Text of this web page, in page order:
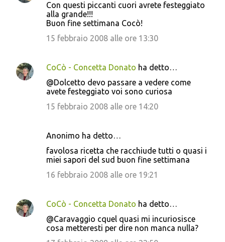
Con questi piccanti cuori avrete festeggiato
alla grande!!!
Buon fine settimana Cocò!
15 febbraio 2008 alle ore 13:30
CoCò - Concetta Donato ha detto…
@Dolcetto devo passare a vedere come
avete festeggiato voi sono curiosa
15 febbraio 2008 alle ore 14:20
Anonimo ha detto…
favolosa ricetta che racchiude tutti o quasi i
miei sapori del sud buon fine settimana
16 febbraio 2008 alle ore 19:21
CoCò - Concetta Donato ha detto…
@Caravaggio cquel quasi mi incuriosisce
cosa metteresti per dire non manca nulla?